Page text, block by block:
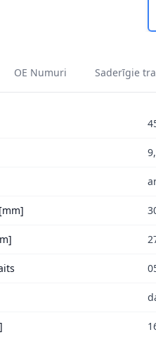
OE Numuri Saderīgie